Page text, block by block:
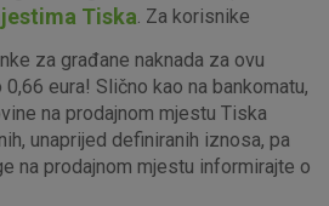
Tiska . Za korisnike
za građane naknada za ovu
eura! Slično kao na bankomatu,
na prodajnom mjestu Tiska
unaprijed definiranih iznosa, pa
na prodajnom mjestu informirajte o
postavke kolačića. Svoj preglednik
neki dijelovi stranice neće raditi. Ti
informacije koje bi vas mogle